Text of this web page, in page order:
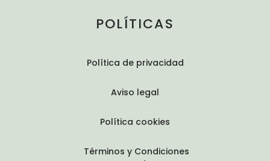
POLÍTICAS
Política de privacidad
Aviso legal
Política cookies
Términos y Condiciones